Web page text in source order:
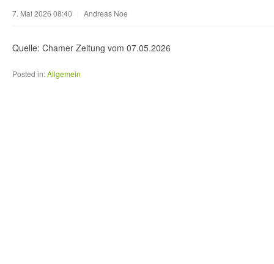
7. Mai 2026 08:40 Andreas Noe
Quelle: Chamer Zeitung vom 07.05.2026
Posted in:Allgemein